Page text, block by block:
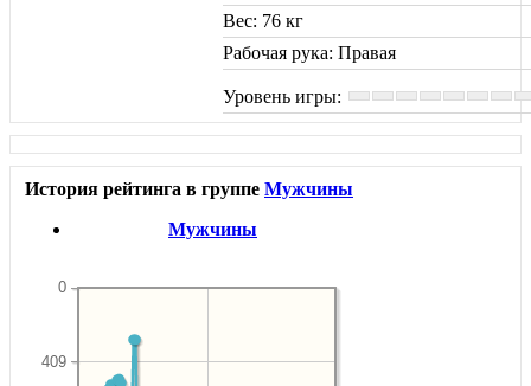
Вес: 76 кг
Рабочая рука: Правая
Уровень игры:
История рейтинга в группе Мужчины
Мужчины
409
0